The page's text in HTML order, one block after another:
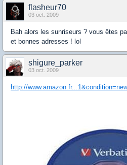
flasheur70
03 oct. 2009
Bah alors les sunriseurs ? vous êtes
et bonnes adresses ! lol
shigure_parker
03 oct. 2009
http://